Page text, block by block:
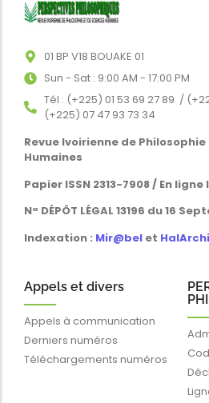
01 BP V18 BOUAKE 01
Sun - Sat : 9:00 AM - 17:00 PM
Tél : (+225) 01 53 69 27 89 /
(+225) 07 47 93 73 34
Revue Ivoirienne de
Humaines
Papier ISSN 2313-7908 / En ligne
N° DÉPÔT LÉGAL 13196 du 16
Indexation : Mir@bel et
Appels et divers
Appels à communication
Derniers numéros
Téléchargements numéros